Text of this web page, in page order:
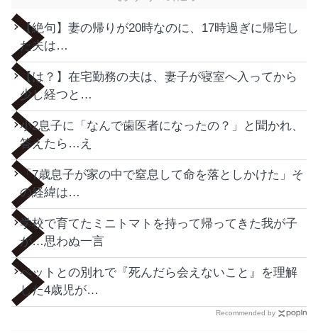
【絶句】妻の帰りが20時なのに、17時過ぎに帰宅し
た夫は…
【は？】在宅勤務の夫は、妻子が寝室へ入ってから
少し経つと…
小2息子に「なんで歯医者になったの？」と聞かれ、
答えたら…え
「7歳息子が家の中で窒息して命を落としかけた」そ
の経緯は…
学校で育てたミニトマトを持って帰ってきた我が子
が…思わぬ一言
ペットとの別れで『死んだら会えないこと』を理解
した4歳児が…
Recommended by